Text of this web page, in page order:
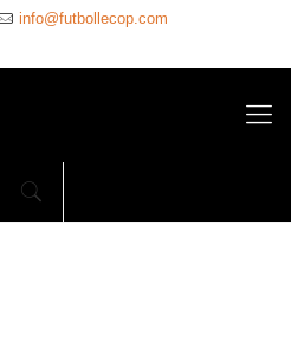
info@futbollecop.com